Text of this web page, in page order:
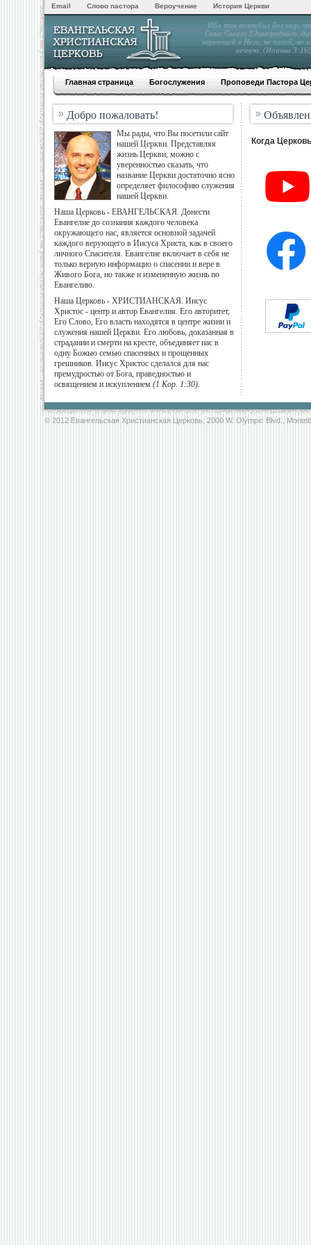
Email Слово пастора Вероучение История Церкви
Ибо так возлюбил Бог мир,
Сына Своего Единородного,
верующий в Него, не погиб, но
вечную. (Иоанна 3:16)
Главная страница Богослужения Проповеди Пастора
Добро пожаловать!
Мы рады, что Вы посетили сайт
нашей Церкви. Представляя
жизнь Церкви, можно с
уверенностью сказать, что
название Церкви достаточно ясно
определяет философию служения
нашей Церкви.
Наша Церковь - ЕВАНГЕЛЬСКAЯ. Донести
Евангелие до сознания каждого человека
окружающего нас, является основной задачей
каждого верующего в Иисуса Христа, как в своего
личного Спасителя. Евангелие включает в себя не
только верную информацио о спасении и вере в
Живого Бога, но также и измененную жизнь по
Евангелию.
Наша Церковь - ХРИСТИАНСКАЯ. Иисус
Христос - центр и автор Евангелия. Его авторитет,
Его Слово, Его власть находятся в центре жизни и
служения нашей Церкви. Его любовь, доказанная в
страдании и смерти на кресте, объединяет нас в
одну Божью семью спасенных и прощенных
грешников. Иисус Христос сделался для нас
премудростью от Бога, праведностью и
освящением и искуплением (1 Кор. 1:30).
Когда
© 2012 Евангельская Христианская Церковь, 2000 W. Olympic Blvd.,